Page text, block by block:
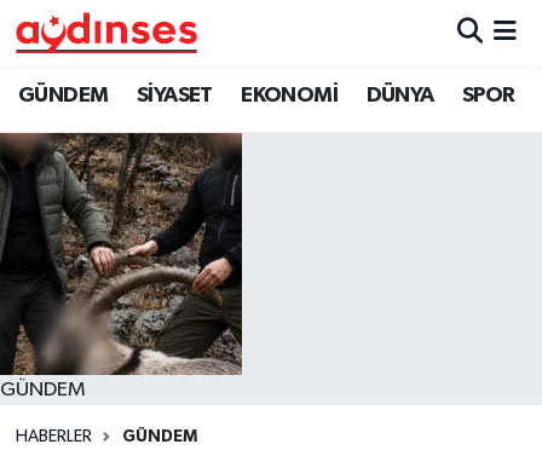
GÜNDEM SİYASET EKONOMİ DÜNYA SPOR
GÜNDEM
HABERLER GÜNDEM
GÜNDEM
SİYASET
EKONOMİ
DÜNYA
SPOR
MAGAZİN
Nöbetçi Eczaneler
Hava Durumu
Aydin Namaz Vakitleri
Trafik Durumu
Süper Lig Puan Durumu ve Fikstür
Tüm Manşetler